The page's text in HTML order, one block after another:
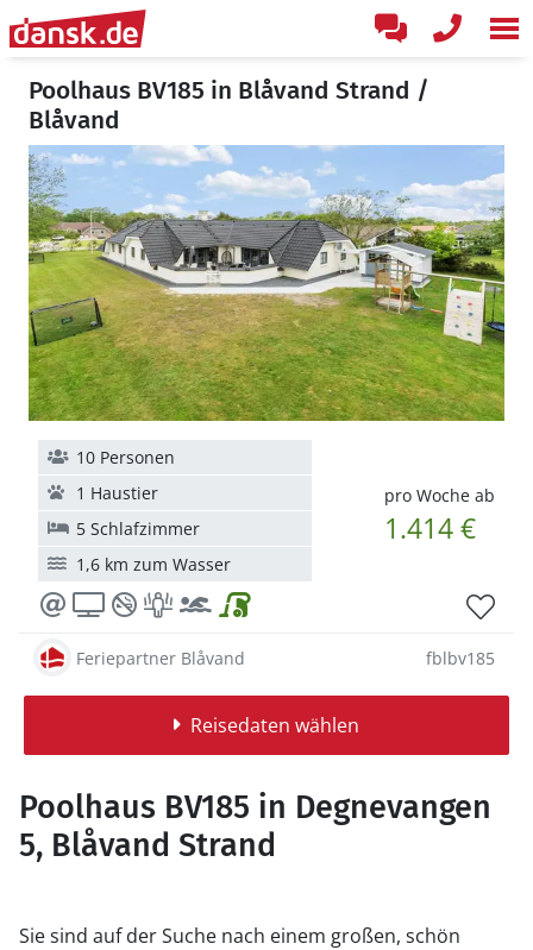
Poolhaus BV185 in Blåvand Strand /
Blåvand
pro Woche ab
1.414 €
10 Personen
1 Haustier
5 Schlafzimmer
1,6 km zum Wasser
Feriepartner Blåvand fblbv185
Reisedaten wählen
Poolhaus BV185 in Degnevangen
5, Blåvand Strand
Sie sind auf der Suche nach einem großen, schön